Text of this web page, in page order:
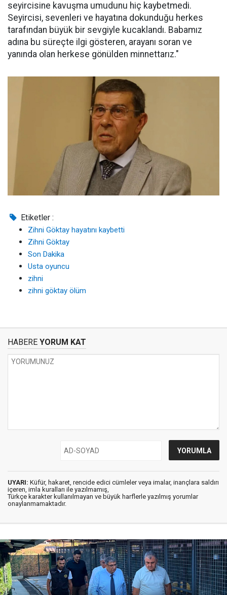
seyircisine kavuşma umudunu hiç kaybetmedi.
Seyircisi, sevenleri ve hayatına dokunduğu herkes
tarafından büyük bir sevgiyle kucaklandı. Babamız
adına bu süreçte ilgi gösteren, arayanı soran ve
yanında olan herkese gönülden minnettarız."
Etiketler :
Zihni Göktay hayatını kaybetti
Zihni Göktay
Son Dakika
Usta oyuncu
zihni
zihni göktay ölüm
HABERE YORUM KAT
UYARI: Küfür, hakaret, rencide edici cümleler veya imalar, inançlara saldırı
içeren, imla kuralları ile yazılmamış,
Türkçe karakter kullanılmayan ve büyük harflerle yazılmış yorumlar
onaylanmamaktadır.